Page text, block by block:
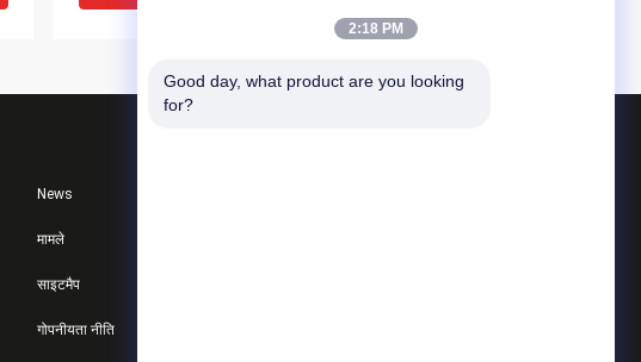
GQ-T मल्टी पॉइंट सपोर्ट ट्रैकिंग
News
मामले
साइटमैप
गोपनीयता नीति
2:18 PM
Good day, what product are you looking
for?